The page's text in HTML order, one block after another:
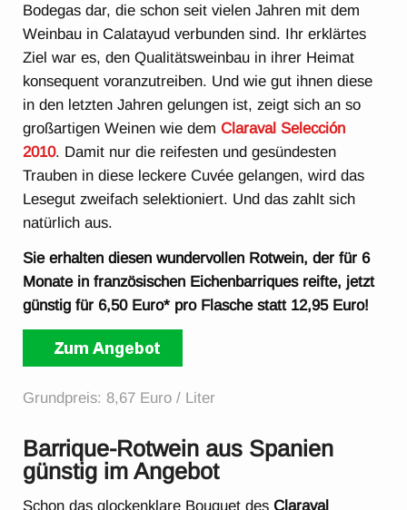
Bodegas dar, die schon seit vielen Jahren mit dem
Weinbau in Calatayud verbunden sind. Ihr erklärtes
Ziel war es, den Qualitätsweinbau in ihrer Heimat
konsequent voranzutreiben. Und wie gut ihnen diese
in den letzten Jahren gelungen ist, zeigt sich an so
großartigen Weinen wie demClaraval Selección
2010. Damit nur die reifesten und gesündesten
Trauben in diese leckere Cuvée gelangen, wird das
Lesegut zweifach selektioniert. Und das zahlt sich
natürlich aus.
Sie erhalten diesen wundervollen Rotwein, der für 6
Monate in französischen Eichenbarriques reifte, jetzt
günstig für 6,50 Euro* pro Flasche statt 12,95 Euro!
Grundpreis: 8,67 Euro / Liter
Barrique-Rotwein aus Spanien
günstig im Angebot
Schon das glockenklare Bouquet desClaraval